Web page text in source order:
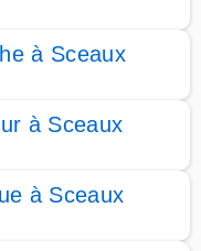
à Sceaux
à Sceaux
à Sceaux